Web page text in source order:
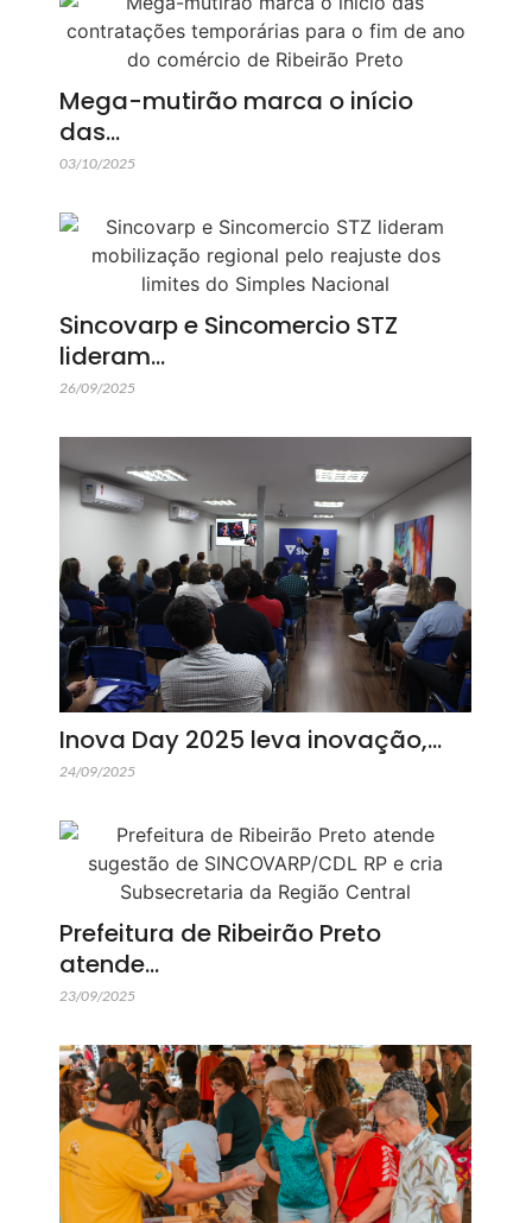
Mega-mutirão marca o início
das…
03/10/2025
Sincovarp e Sincomercio STZ
lideram…
26/09/2025
Inova Day 2025 leva inovação,…
24/09/2025
Prefeitura de Ribeirão Preto
atende…
23/09/2025